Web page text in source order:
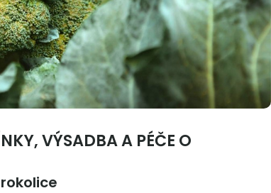
VÝSADBA A PÉČE O